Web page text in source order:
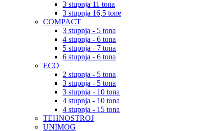
3 stupnja 11 tona
3 stupnja 16,5 tone
COMPACT
3 stupnja - 5 tona
4 stupnja - 6 tona
5 stupnja - 7 tona
6 stupnja - 6 tona
ECO
2 stupnja - 5 tona
3 stupnja - 5 tona
3 stupnja - 10 tona
4 stupnja - 10 tona
4 stupnja - 15 tona
TEHNOSTROJ
UNIMOG